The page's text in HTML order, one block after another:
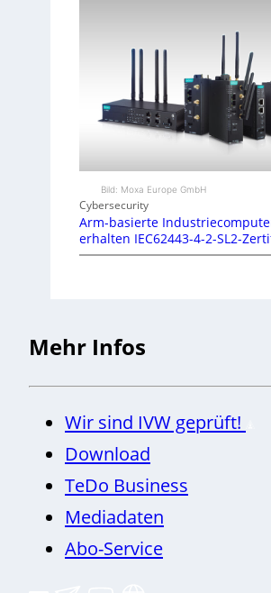
Bild: Moxa Europe GmbH
Cybersecurity
Arm-basierte
erhalten IEC62443-4-2-SL2-
Mehr Infos
Wir sind IVW geprüft!
Download
TeDo Business
Mediadaten
Abo-Service